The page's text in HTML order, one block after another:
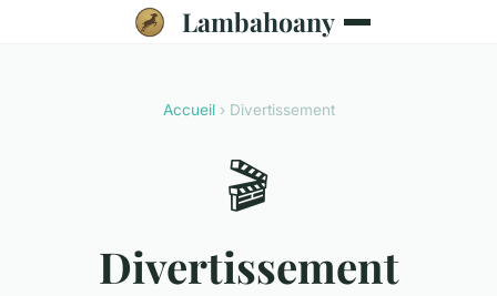
Lambahoany
Accueil› Divertissement
🎬
Divertissement